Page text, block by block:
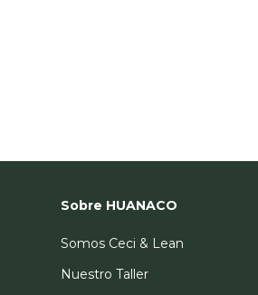
Sobre HUANACO
Somos Ceci & Lean
Nuestro Taller